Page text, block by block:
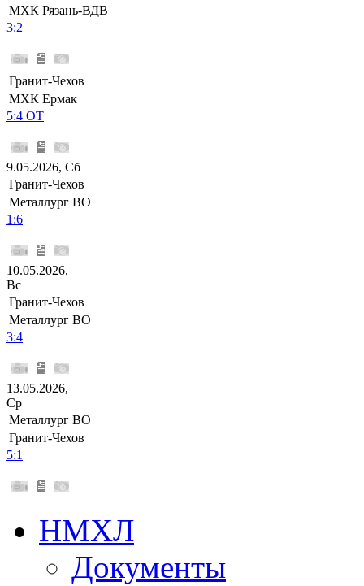
МХК Рязань-ВДВ
3:2
Гранит-Чехов
МХК Ермак
5:4 ОТ
9.05.2026, Сб
Гранит-Чехов
Металлург ВО
1:6
10.05.2026,
Вс
Гранит-Чехов
Металлург ВО
3:4
13.05.2026,
Ср
Металлург ВО
Гранит-Чехов
5:1
НМХЛ
Документы